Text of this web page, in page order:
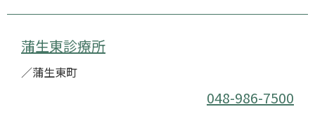
蒲生東診療所
／蒲生東町
048-986-7500